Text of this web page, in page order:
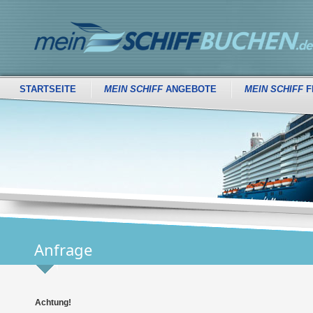
STARTSEITE MEIN SCHIFFANGEBOTE MEIN SCHIFF
Anfrage
Achtung!